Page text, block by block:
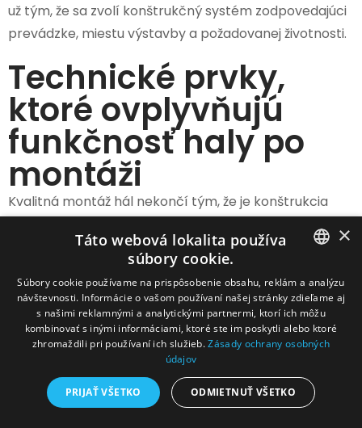
už tým, že sa zvolí konštrukčný systém zodpovedajúci
prevádzke, miestu výstavby a požadovanej životnosti.
Technické prvky,
ktoré ovplyvňujú
funkčnosť haly po
montáži
Kvalitná montáž hál nekončí tým, že je konštrukcia
osadená a ukotvená. Hala musí dobre fungovať aj v
bežnej prevádzke v zime, v lete, pri skladovaní
materiálu, športovom využití, výrobe alebo
poľnohospodárskej prevádzke. Preto pri návrhu aj
realizácii riešime aj vetranie, presvetlenie, zateplenie a
ďalšie technické prvky, ktoré majú priamy vplyv na
komfort, životnosť aj údržbu objektu.
Odvetrávanie
SLOVAK
×
Táto webová lokalita používa
súbory cookie.
Súbory cookie používame na prispôsobenie obsahu, reklám a analýzu
návštevnosti. Informácie o vašom používaní našej stránky zdieľame aj
s našimi reklamnými a analytickými partnermi, ktorí ich môžu
kombinovať s inými informáciami, ktoré ste im poskytli alebo ktoré
zhromaždili pri používaní ich služieb. Zásady ochrany osobných
údajov
PRIJAŤ VŠETKO ODMIETNUŤ VŠETKO